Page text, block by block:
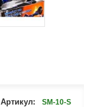
Артикул: SM-10-S